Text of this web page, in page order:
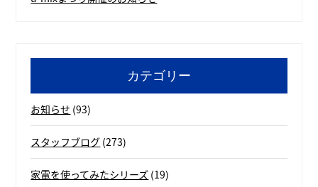
カテゴリー
お知らせ (93)
スタッフブログ (273)
家電を使ってみたシリーズ (19)